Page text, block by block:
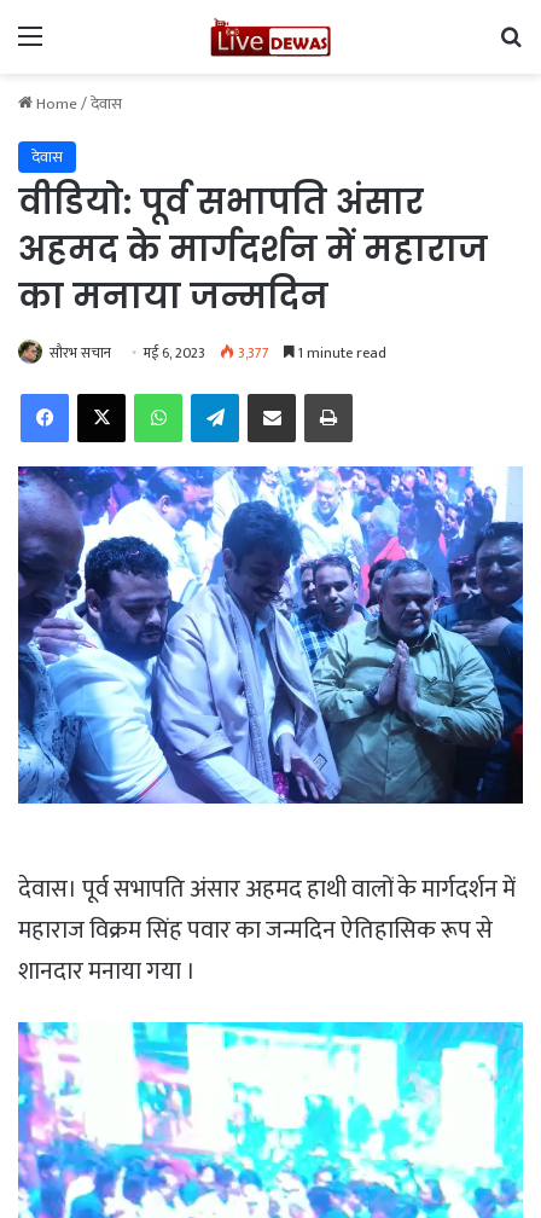
Menu
Home/देवास
देवास
वीडियो: पूर्व सभापति अंसार
अहमद के मार्गदर्शन में महाराज
का मनाया जन्मदिन
सौरभ सचान मई 6, 2023 3,377 1 minute read
FacebookX WhatsAppTelegramShare via Email Print
देवास। पूर्व सभापति अंसार अहमद हाथी वालों के मार्गदर्शन में
महाराज विक्रम सिंह पवार का जन्मदिन ऐतिहासिक रूप से
शानदार मनाया गया ।